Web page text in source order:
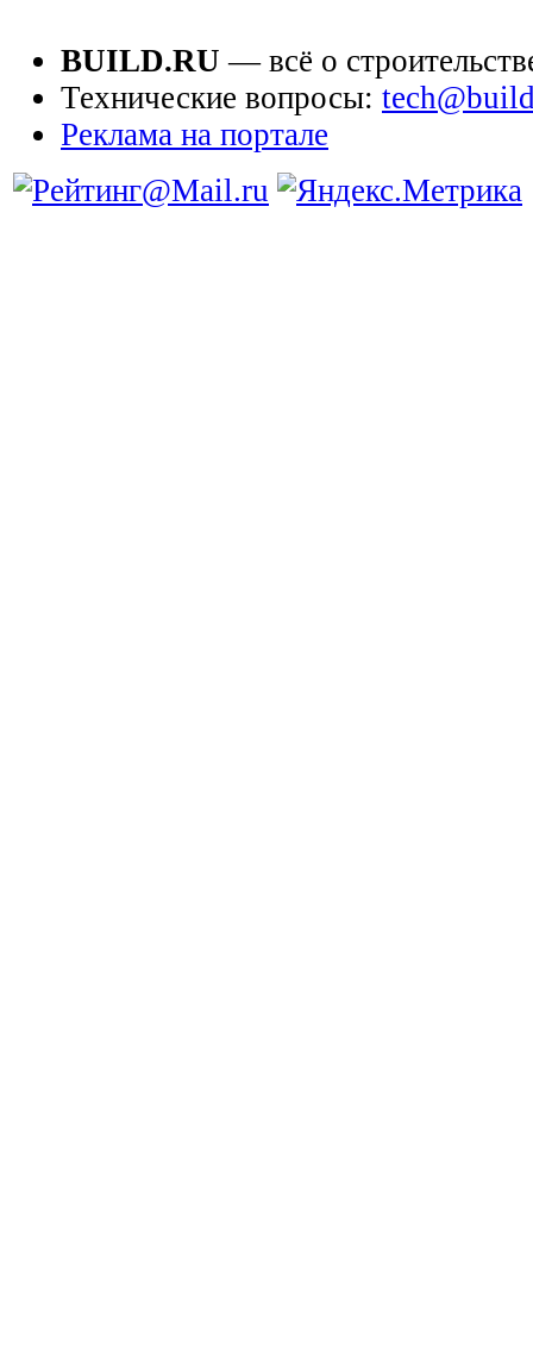
BUILD.RU — всё о
Технические вопросы:
Реклама на портале